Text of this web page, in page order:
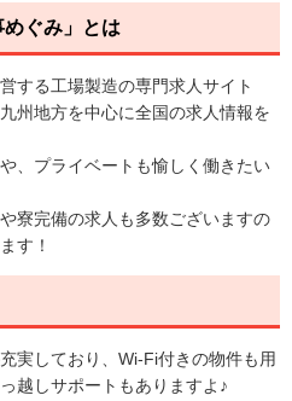
ぐみ」とは
する工場製造の専門求人サイト
州地方を中心に全国の求人情報を
、プライベートも愉しく働きたい
寮完備の求人も多数ございますの
す！
実しており、Wi-Fi付きの物件も用
越しサポートもありますよ♪